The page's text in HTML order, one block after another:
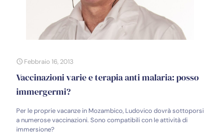
Febbraio 16, 2013
Vaccinazioni varie e terapia anti malaria: posso
immergermi?
Per le proprie vacanze in Mozambico, Ludovico dovrà sottoporsi
a numerose vaccinazioni. Sono compatibili con le attività di
immersione?